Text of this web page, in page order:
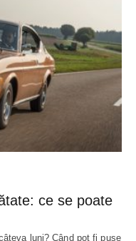
ce se poate
luni? Când pot fi puse